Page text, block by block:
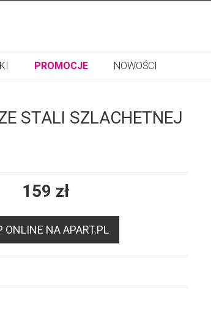
PROMOCJE NOWOŚCI
STALI SZLACHETNEJ
159 zł
ONLINE NA APART.PL